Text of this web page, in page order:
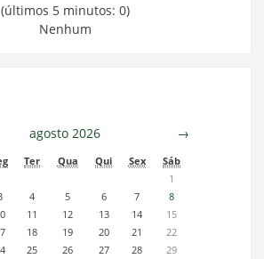
(últimos 5 minutos: 0)
Nenhum
agosto 2026 →
Ter Qua Qui Sex
Sáb
1
4 5 6 7
8
11 12 13 14
15
18 19 20 21
22
25 26 27 28
29